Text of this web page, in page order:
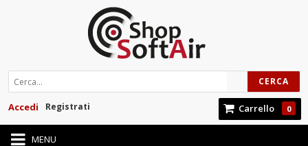
CERCA
Carrello 0
Registrati
Accedi
MENU